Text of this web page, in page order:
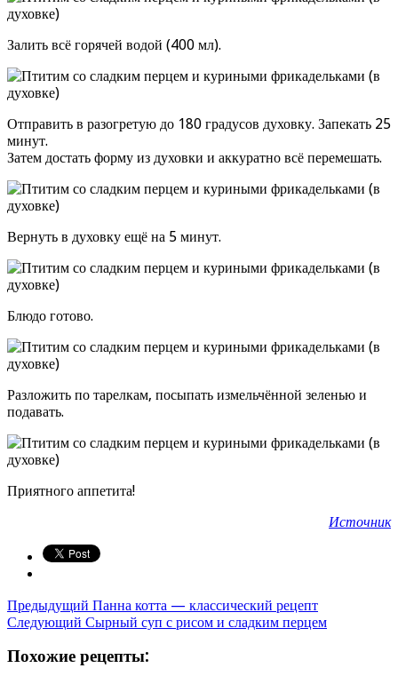
Залить всё горячей водой (400 мл).
Отправить в разогретую до 180 градусов духовку. Запекать 25
минут.
Затем достать форму из духовки и аккуратно всё перемешать.
Вернуть в духовку ещё на 5 минут.
Блюдо готово.
Разложить по тарелкам, посыпать измельчённой зеленью и
подавать.
Приятного аппетита!
Источник
Предыдущий Панна котта — классический рецепт
Следующий Сырный суп с рисом и сладким перцем
Похожие рецепты: